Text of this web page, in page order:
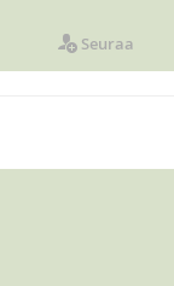
Seuraa